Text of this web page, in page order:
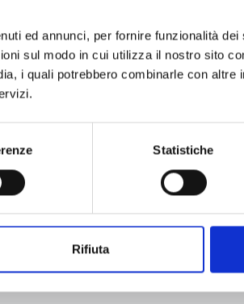
ed annunci, per fornire funzionalità
sul modo in cui utilizza il nostro sito
i quali potrebbero combinarle con altre
Statistiche
Rifiuta
portatrici